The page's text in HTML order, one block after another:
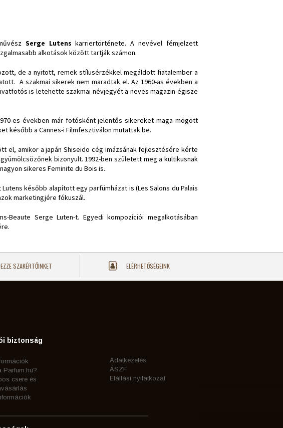
Serge Lutens karriertörténete. A nevével fémjelzett
alkotások között tartják számon.
de a nyitott, remek stílusérzékkel megáldott fiatalember a
A szakmai sikerek nem maradtak el. Az 1960-as években a
is letehette szakmai névjegyét a neves magazin égisze
es években már fotósként jelentős sikereket maga mögött
később a Cannes-i Filmfesztiválon mutattak be.
el, amikor a japán Shiseido cég imázsának fejlesztésére kérte
bizonyult. 1992-ben született meg a kultikusnak
sikeres Feminite du Bois is.
később alapított egy parfümházat is (Les Salons du Palais
marketingjére fókuszál.
Beaute Serge Luten-t. Egyedi kompozíciói megalkotásában
SZAKÉRTŐINKET ELÉRHETŐSÉGEINK
biztonság
Parfum.hu?
csere és
Adatkezelés
ÁSZF
Elállási nyilatkozat